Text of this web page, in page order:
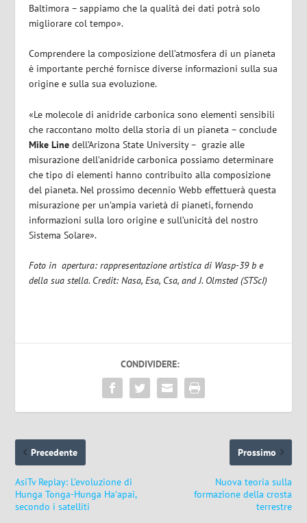
Baltimora – sappiamo che la qualità dei dati potrà solo
migliorare col tempo».
Comprendere la composizione dell’atmosfera di un pianeta
è importante perché fornisce diverse informazioni sulla sua
origine e sulla sua evoluzione.
«Le molecole di anidride carbonica sono elementi sensibili
che raccontano molto della storia di un pianeta – conclude
Mike Line dell’Arizona State University – grazie alle
misurazione dell’anidride carbonica possiamo determinare
che tipo di elementi hanno contribuito alla composizione
del pianeta. Nel prossimo decennio Webb effettuerà questa
misurazione per un’ampia varietà di pianeti, fornendo
informazioni sulla loro origine e sull’unicità del nostro
Sistema Solare».
Foto in apertura: rappresentazione artistica di Wasp-39 b e
della sua stella. Credit: Nasa, Esa, Csa, and J. Olmsted (STScI)
CONDIVIDERE:
Precedente
AsiTv Replay: L’evoluzione di
Hunga Tonga-Hunga Haʻapai,
secondo i satelliti
Prossimo
Nuova teoria sulla
formazione della crosta
terrestre